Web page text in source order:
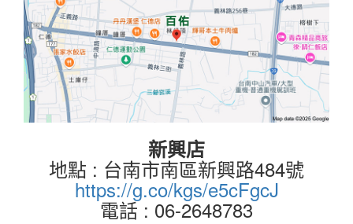
新興店
地點 : 台南市南區新興路484號
https://g.co/kgs/e5cFgcJ
電話 : 06-2648783